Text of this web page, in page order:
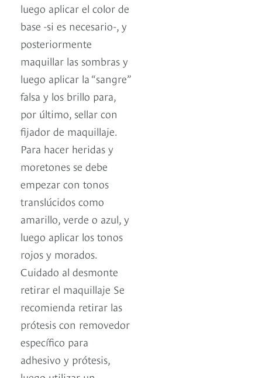
luego aplicar el color de
base -si es necesario-, y
posteriormente
maquillar las sombras y
luego aplicar la “sangre”
falsa y los brillo para,
por último, sellar con
fijador de maquillaje.
Para hacer heridas y
moretones se debe
empezar con tonos
translúcidos como
amarillo, verde o azul, y
luego aplicar los tonos
rojos y morados.
Cuidado al desmonte
retirar el maquillaje Se
recomienda retirar las
prótesis con removedor
específico para
adhesivo y prótesis,